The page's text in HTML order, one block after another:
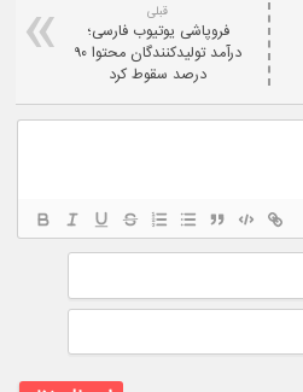
قبلی
فروپاشی یوتیوب فارسی؛
درآمد تولیدکنندگان محتوا ۹۰
درصد سقوط کرد
نام
ایمیل